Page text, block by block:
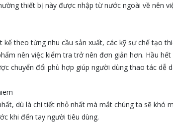
thiết bị này được nhập từ nước ngoài về nên
theo từng nhu cầu sản xuất, các kỹ sư chế tạo
nên việc kiểm tra trở nên đơn giản hơn. Hầu
chuyển đổi phù hợp giúp người dùng thao tác dễ
dù là chi tiết nhỏ nhất mà mắt chúng ta sẽ khó
khi đến tay người tiêu dùng.